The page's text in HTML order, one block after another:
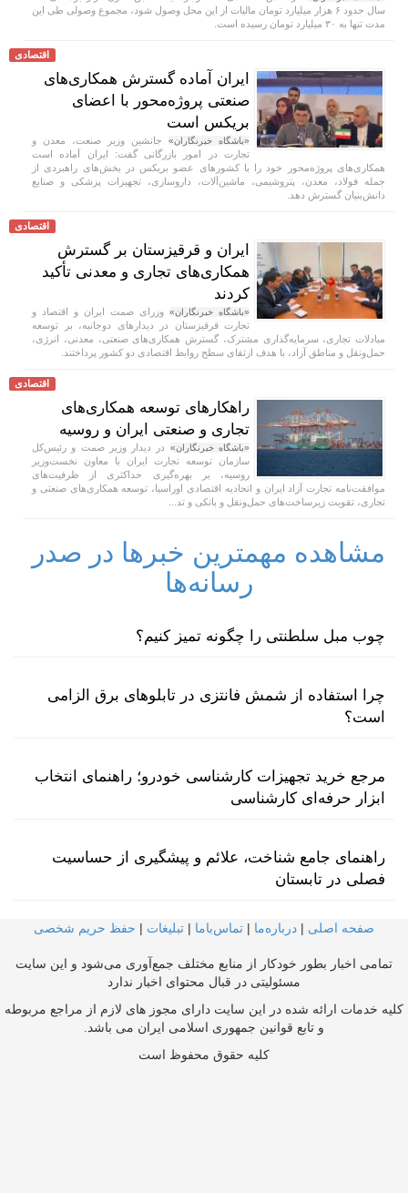
سال حدود ۶ هزار میلیارد تومان مالیات از این محل وصول شود، مجموع وصولی طی این
مدت تنها به ۳۰ میلیارد تومان رسیده است.
اقتصادی
ایران آماده گسترش همکاری‌های
صنعتی پروژه‌محور با اعضای
بریکس است
«باشگاه خبرنگاران» جانشین وزیر صنعت، معدن و
تجارت در امور بازرگانی گفت: ایران آماده است
همکاری‌های پروژه‌محور خود را با کشور‌های عضو بریکس در بخش‌های راهبردی از
جمله فولاد، معدن، پتروشیمی، ماشین‌آلات، داروسازی، تجهیزات پزشکی و صنایع
دانش‌بنیان گسترش دهد.
اقتصادی
ایران و قرقیزستان بر گسترش
همکاری‌های تجاری و معدنی تأکید
کردند
«باشگاه خبرنگاران» وزرای صمت ایران و اقتصاد و
تجارت قرقیزستان در دیدار‌های دوجانبه، بر توسعه
مبادلات تجاری، سرمایه‌گذاری مشترک، گسترش همکاری‌های صنعتی، معدنی، انرژی،
حمل‌ونقل و مناطق آزاد، با هدف ارتقای سطح روابط اقتصادی دو کشور پرداختند.
اقتصادی
راهکارهای توسعه همکاری‌های
تجاری و صنعتی ایران و روسیه
«باشگاه خبرنگاران» در دیدار وزیر صمت و رئیس‌کل
سازمان توسعه تجارت ایران با معاون نخست‌وزیر
روسیه، بر بهره‌گیری حداکثری از ظرفیت‌های
موافقت‌نامه تجارت آزاد ایران و اتحادیه اقتصادی اوراسیا، توسعه همکاری‌های صنعتی و
تجاری، تقویت زیرساخت‌های حمل‌ونقل و بانکی و تد...
مشاهده مهمترین خبرها در صدر
رسانه‌ها
چوب مبل سلطنتی را چگونه تمیز کنیم؟
چرا استفاده از شمش فانتزی در تابلوهای برق الزامی
است؟
مرجع خرید تجهیزات کارشناسی خودرو؛ راهنمای انتخاب
ابزار حرفه‌ای کارشناسی
راهنمای جامع شناخت، علائم و پیشگیری از حساسیت
فصلی در تابستان
صفحه اصلی | درباره‌ما | تماس‌با‌ما | تبلیغات | حفظ حریم شخصی
تمامی اخبار بطور خودکار از منابع مختلف جمع‌آوری می‌شود و این سایت
مسئولیتی در قبال محتوای اخبار ندارد
کلیه خدمات ارائه شده در این سایت دارای مجوز های لازم از مراجع مربوطه
و تابع قوانین جمهوری اسلامی ایران می باشد.
کلیه حقوق محفوظ است